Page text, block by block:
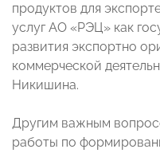
продуктов для
услуг АО «РЭЦ» как
развития экспортно
коммерческой
Никишина.
Другим важным
работы по